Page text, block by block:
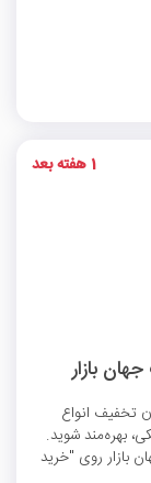
می‌توانید از 400 هزار تومان تخفیف انواع
بهره‌مند شوید.
بازار روی "خرید
1 هفته بعد